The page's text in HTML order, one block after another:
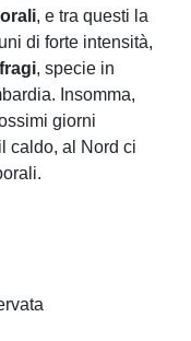
, e tra questi la
di forte intensità,
, specie in
Insomma,
giorni
caldo, al Nord ci